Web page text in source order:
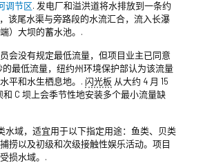
调节区. 发电厂和溢洪道将水排放到一条约
该尾水渠与旁路段的水流汇合，流入长瀑
）大坝的蓄水池。.
会没有规定最低流量，但项目业主已同意
的最低流量，纽约州环境保护部认为该流量
平和水生栖息地。. 闪光板 从大约 4 月 15
和 C 坝上会季节性地安装多个最小流量缺
水域，适宜用于以下指定用途：鱼类、贝类
捞以及初级和次级接触性娱乐活动。项目
损水域。.